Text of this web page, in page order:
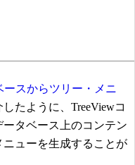
ースからツリー・メニ
したように、TreeViewコ
タベース上のコンテン
ューを生成することが